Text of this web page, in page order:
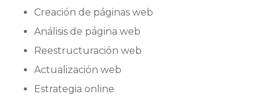
Creación de páginas web
Análisis de página web
Reestructuración web
Actualización web
Estrategia online